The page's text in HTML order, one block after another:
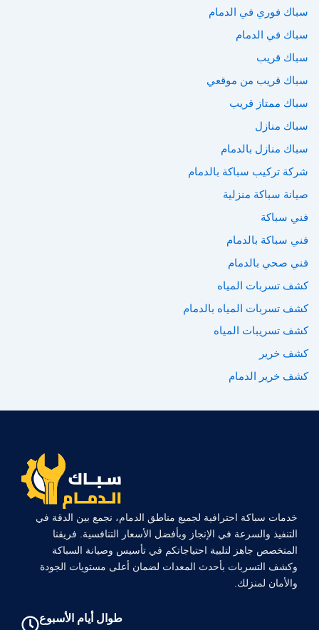
سباك فوري في الدمام
سباك في الدمام
سباك قريب
سباك قريب من موقعي
سباك ممتاز قريب
سباك منازل
سباك منازل بالدمام
شركة تركيب سباكة بالدمام
صيانة سباكة منزلية
فني سباكة
فني سباكة بالدمام
فني صحي بالدمام
كشف تسربات المياه
كشف تسربات المياه بالدمام
كشف تسريبات المياه
كشف خرير
كشف خرير الدمام
خدمات سباكة احترافية لجميع مناطق الدمام، نجمع بين الدقة في
التنفيذ والسرعة في الإنجاز وبأفضل الأسعار التنافسية. فريقنا
المتخصص جاهز لتلبية احتياجاتكم في تأسيس وصيانة السباكة
وكشف التسربات بأحدث المعدات لضمان أعلى مستويات الجودة
والأمان لمنزلك.
طوال أيام الأسبوع